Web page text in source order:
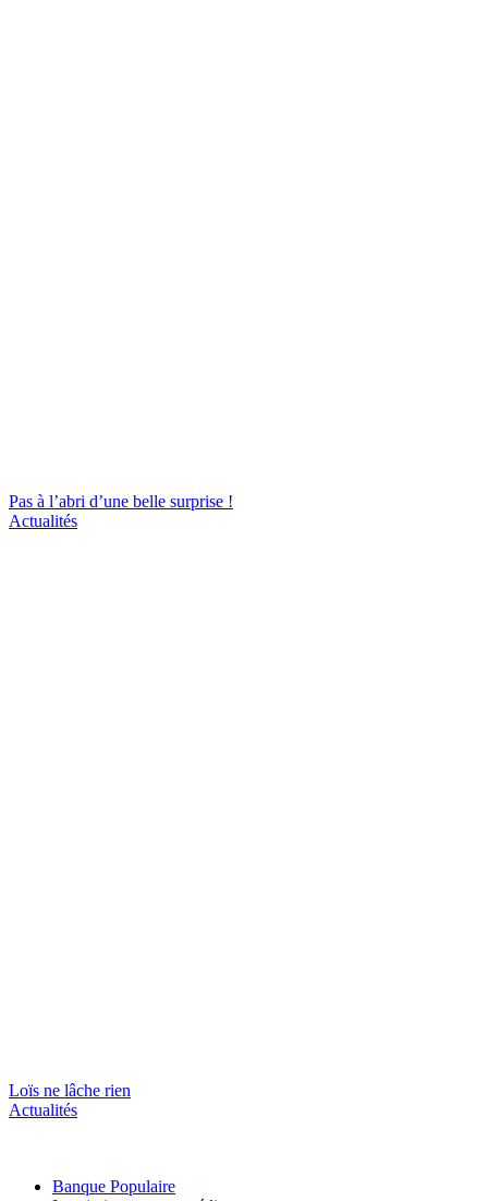
Pas à l’abri d’une belle surprise !
Actualités
Loïs ne lâche rien
Actualités
Banque Populaire